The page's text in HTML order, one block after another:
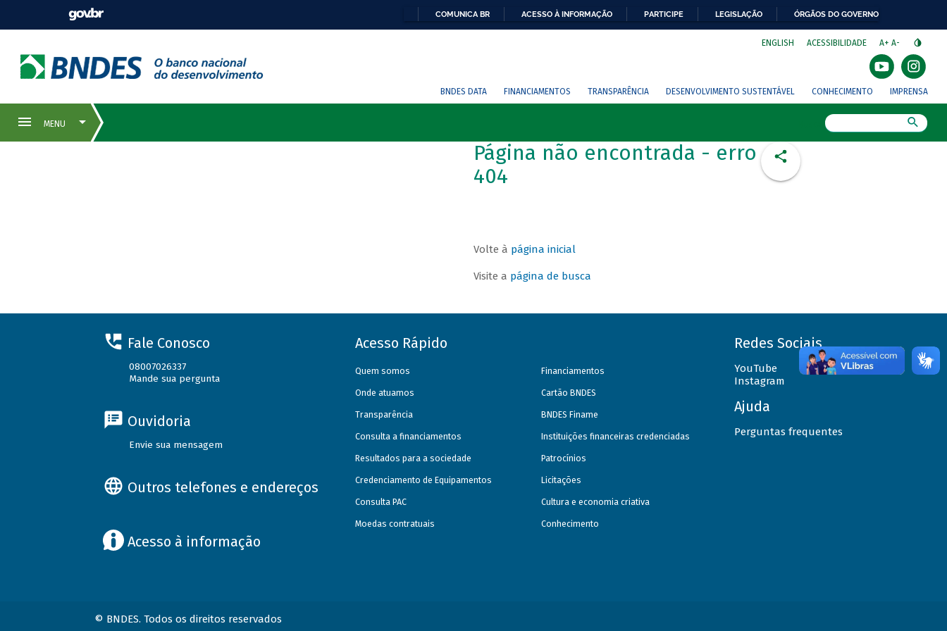
COMUNICA BR ACESSO À INFORMAÇÃO PARTICIPE LEGISLAÇÃO ÓRGÃOS DO GOVERNO
ENGLISH ACESSIBILIDADE A+ A-
BNDES DATA FINANCIAMENTOS TRANSPARÊNCIA DESENVOLVIMENTO SUSTENTÁVEL CONHECIMENTO IMPRENSA
Página não encontrada - erro
404
Volte à página inicial
Visite a página de busca
Fale Conosco
08007026337
Mande sua pergunta
Ouvidoria
Envie sua mensagem
Outros telefones e endereços
Acesso à informação
Acesso Rápido
Quem somos
Onde atuamos
Transparência
Consulta a financiamentos
Resultados para a sociedade
Credenciamento de Equipamentos
Consulta PAC
Moedas contratuais
Financiamentos
Cartão BNDES
BNDES Finame
Instituições financeiras credenciadas
Patrocínios
Licitações
Cultura e economia criativa
Conhecimento
Redes Sociais
YouTube
Instagram
Ajuda
Perguntas frequentes
© BNDES. Todos os direitos reservados